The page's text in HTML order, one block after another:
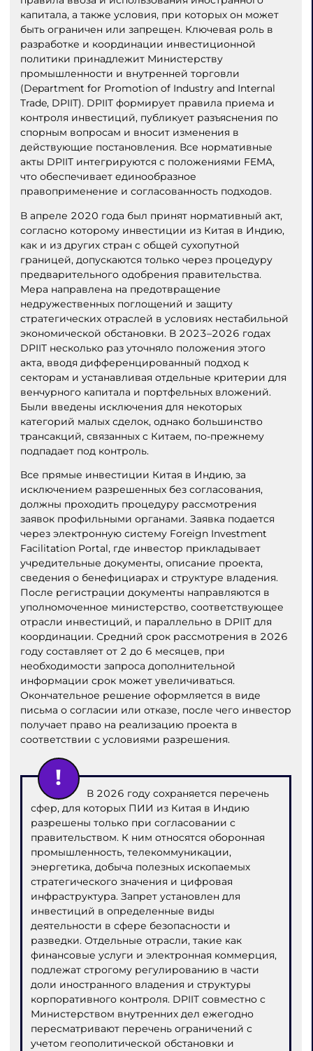
капитала, а также условия, при которых он может
быть ограничен или запрещен. Ключевая роль в
разработке и координации инвестиционной
политики принадлежит Министерству
промышленности и внутренней торговли
(Department for Promotion of Industry and Internal
Trade, DPIIT). DPIIT формирует правила приема и
контроля инвестиций, публикует разъяснения по
спорным вопросам и вносит изменения в
действующие постановления. Все нормативные
акты DPIIT интегрируются с положениями FEMA,
что обеспечивает единообразное
правоприменение и согласованность подходов.
В апреле 2020 года был принят нормативный акт,
согласно которому инвестиции из Китая в Индию,
как и из других стран с общей сухопутной
границей, допускаются только через процедуру
предварительного одобрения правительства.
Мера направлена на предотвращение
недружественных поглощений и защиту
стратегических отраслей в условиях нестабильной
экономической обстановки. В 2023–2026 годах
DPIIT несколько раз уточняло положения этого
акта, вводя дифференцированный подход к
секторам и устанавливая отдельные критерии для
венчурного капитала и портфельных вложений.
Были введены исключения для некоторых
категорий малых сделок, однако большинство
трансакций, связанных с Китаем, по-прежнему
подпадает под контроль.
Все прямые инвестиции Китая в Индию, за
исключением разрешенных без согласования,
должны проходить процедуру рассмотрения
заявок профильными органами. Заявка подается
через электронную систему Foreign Investment
Facilitation Portal, где инвестор прикладывает
учредительные документы, описание проекта,
сведения о бенефициарах и структуре владения.
После регистрации документы направляются в
уполномоченное министерство, соответствующее
отрасли инвестиций, и параллельно в DPIIT для
координации. Средний срок рассмотрения в 2026
году составляет от 2 до 6 месяцев, при
необходимости запроса дополнительной
информации срок может увеличиваться.
Окончательное решение оформляется в виде
письма о согласии или отказе, после чего инвестор
получает право на реализацию проекта в
соответствии с условиями разрешения.
В 2026 году сохраняется перечень
сфер, для которых ПИИ из Китая в Индию
разрешены только при согласовании с
правительством. К ним относятся оборонная
промышленность, телекоммуникации,
энергетика, добыча полезных ископаемых
стратегического значения и цифровая
инфраструктура. Запрет установлен для
инвестиций в определенные виды
деятельности в сфере безопасности и
разведки. Отдельные отрасли, такие как
финансовые услуги и электронная коммерция,
подлежат строгому регулированию в части
доли иностранного владения и структуры
корпоративного контроля. DPIIT совместно с
Министерством внутренних дел ежегодно
пересматривают перечень ограничений с
учетом геополитической обстановки и